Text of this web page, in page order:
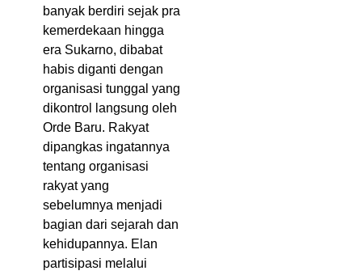
banyak berdiri sejak pra
kemerdekaan hingga
era Sukarno, dibabat
habis diganti dengan
organisasi tunggal yang
dikontrol langsung oleh
Orde Baru. Rakyat
dipangkas ingatannya
tentang organisasi
rakyat yang
sebelumnya menjadi
bagian dari sejarah dan
kehidupannya. Elan
partisipasi melalui